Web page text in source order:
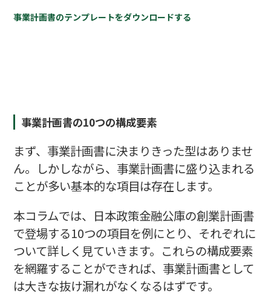
事業計画書のテンプレートをダウンロードする
事業計画書の10つの構成要素
まず、事業計画書に決まりきった型はありませ
ん。しかしながら、事業計画書に盛り込まれる
ことが多い基本的な項目は存在します。
本コラムでは、日本政策金融公庫の創業計画書
で登場する10つの項目を例にとり、それぞれに
ついて詳しく見ていきます。これらの構成要素
を網羅することができれば、事業計画書として
は大きな抜け漏れがなくなるはずです。